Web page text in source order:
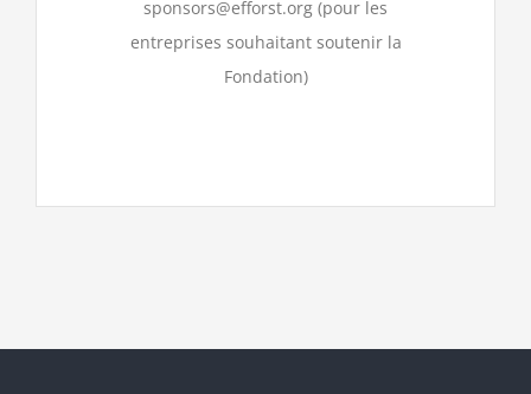
sponsors@efforst.org (pour les
entreprises souhaitant soutenir la
Fondation)